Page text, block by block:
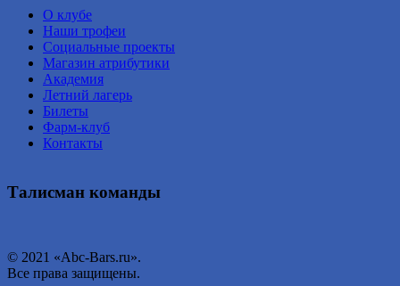
О клубе
Наши трофеи
Социальные проекты
Магазин атрибутики
Академия
Летний лагерь
Билеты
Фарм-клуб
Контакты
Талисман команды
© 2021 «Abc-Bars.ru».
Все права защищены.